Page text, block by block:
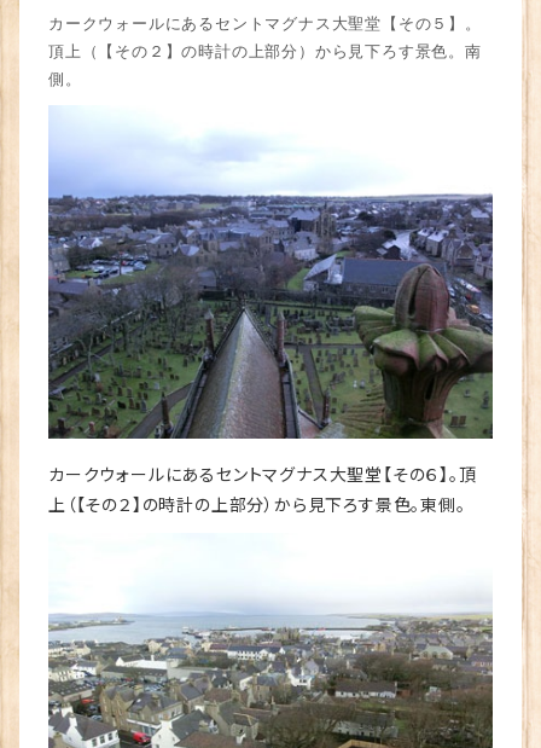
カークウォールにあるセントマグナス大聖堂【その５】。
頂上（【その２】の時計の上部分）から見下ろす景色。南
側。
カークウォールにあるセントマグナス大聖堂【その６】。頂
上（【その２】の時計の上部分）から見下ろす景色。東側。